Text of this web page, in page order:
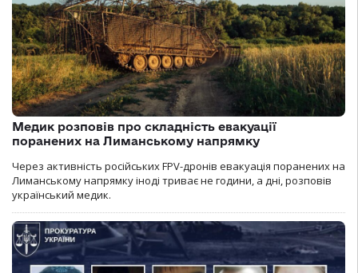
Медик розповів про складність евакуації
поранених на Лиманському напрямку
Через активність російських FPV-дронів евакуація поранених на
Лиманському напрямку іноді триває не години, а дні, розповів
український медик.